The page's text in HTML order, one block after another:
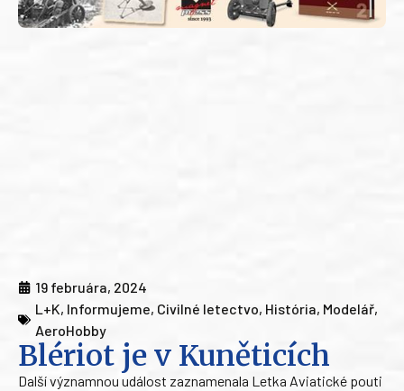
19 februára, 2024
L+K, Informujeme, Civilné letectvo, História, Modelář,
AeroHobby
Blériot je v Kuněticích
Další významnou událost zaznamenala Letka Aviatické pouti